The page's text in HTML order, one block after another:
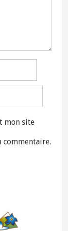
mon site